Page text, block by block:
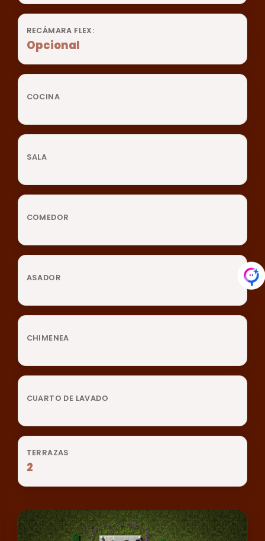
RECÁMARA FLEX:
Opcional
COCINA
SALA
COMEDOR
ASADOR
CHIMENEA
CUARTO DE LAVADO
TERRAZAS
2